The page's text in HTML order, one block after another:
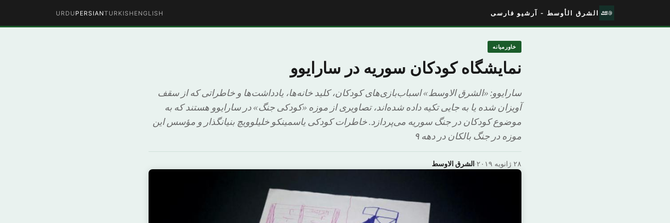
الشرق الأوسط - آرشیو فارسی ENGLISH
TURKISH
PERSIAN
URDU
خاورمیانه
نمایشگاه کودکان سوریه در سارایوو
سارایوو: «الشرق الاوسط» اسباب‌بازی‌های کودکان، کلید خانه‌ها، یادداشت‌ها و خاطراتی که از سقف
آویزان شده یا به جایی تکیه داده شده‌اند، تصاویری از موزه «کودکی جنگ» در سارایوو هستند که به
موضوع کودکان در جنگ سوریه می‌پردازد. خاطرات کودکی یاسمینکو خلیلوویچ بنیانگذار و مؤسس این
موزه در جنگ بالکان در دهه ۹
الشرق الاوسط· ۲۸ ژانویه ۲۰۱۹